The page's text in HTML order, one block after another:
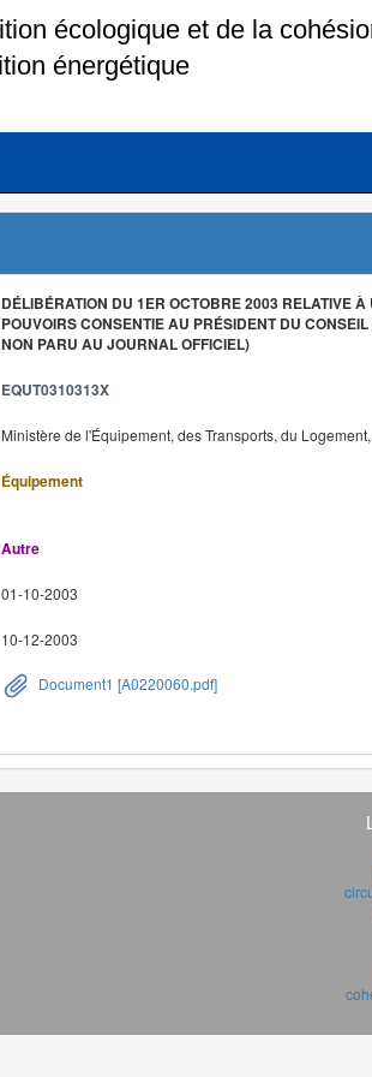
DÉLIBÉRATION DU 1ER OCTOBRE 2003 RELATIVE À
POUVOIRS CONSENTIE AU PRÉSIDENT DU
NON PARU AU JOURNAL OFFICIEL)
EQUT0310313X
Ministère de l'Équipement, des Transports, du
Équipement
Autre
01-10-2003
10-12-2003
Document1 [A0220060.pdf]